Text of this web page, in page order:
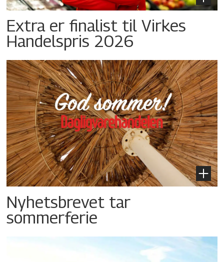
Extra er finalist til Virkes
Handelspris 2026
Nyhetsbrevet tar
sommerferie